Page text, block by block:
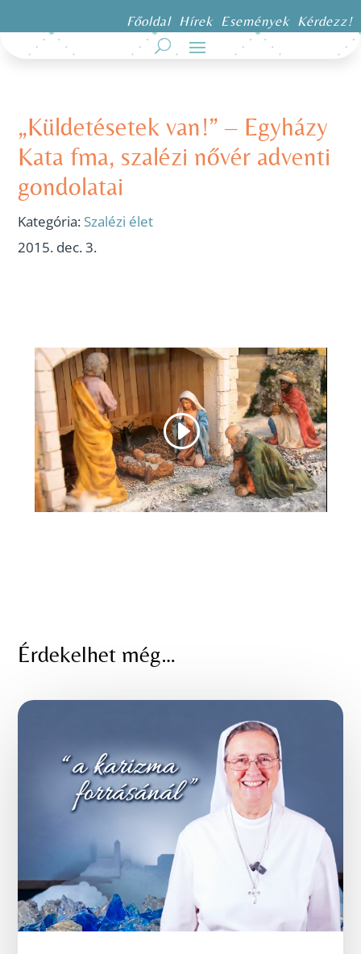
Főoldal Hírek Események Kérdezz!
„Küldetésetek van!” – Egyházy
Kata fma, szalézi nővér adventi
gondolatai
Kategória: Szalézi élet
2015. dec. 3.
Érdekelhet még…